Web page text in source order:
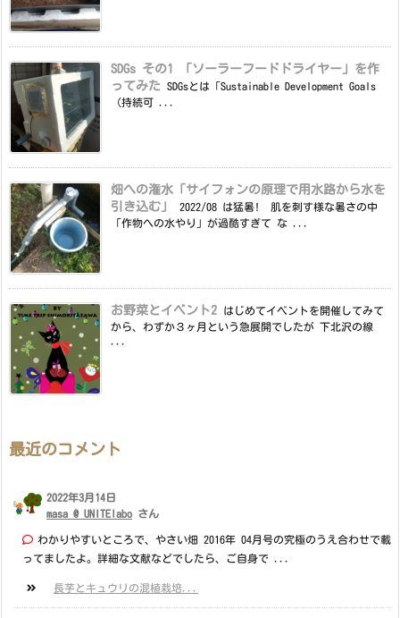
SDGs その1 「ソーラーフードドライヤー」を作
ってみた
SDGsとは「Sustainable Development Goals
（持続可 ...
畑への潅水「サイフォンの原理で用水路から水を
引き込む」
2022/08 は猛暑! 肌を刺す様な暑さの中
「作物への水やり」が過酷すぎて な ...
お野菜とイベント2
はじめてイベントを開催してみて
から、わずか３ヶ月という急展開でしたが 下北沢の線
最近のコメント
2022年3月14日
masa @ UNITElabo さん
わかりやすいところで、やさい畑 2016年 04月号の究極のうえ合わせで載
ってましたよ。詳細な文献などでしたら、ご自身で ...
長芋とキュウリの混植栽培...